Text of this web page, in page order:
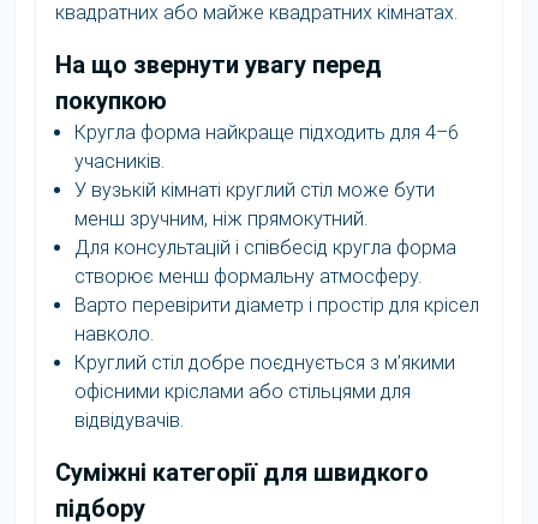
квадратних або майже квадратних кімнатах.
На що звернути увагу перед
покупкою
Кругла форма найкраще підходить для 4–6
учасників.
У вузькій кімнаті круглий стіл може бути
менш зручним, ніж прямокутний.
Для консультацій і співбесід кругла форма
створює менш формальну атмосферу.
Варто перевірити діаметр і простір для крісел
навколо.
Круглий стіл добре поєднується з м’якими
офісними кріслами або стільцями для
відвідувачів.
Суміжні категорії для швидкого
підбору